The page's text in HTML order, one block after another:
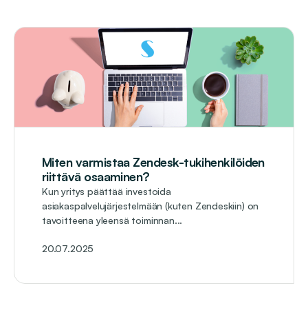
Miten varmistaa Zendesk-tukihenkilöiden
riittävä osaaminen?
Kun yritys päättää investoida
asiakaspalvelujärjestelmään (kuten Zendeskiin) on
tavoitteena yleensä toiminnan...
20.07.2025